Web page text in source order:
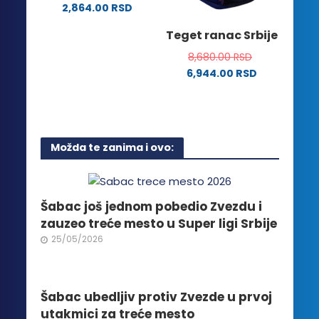
izabrane
na
proizvoda.
2,864.00 RSD
biti
izabrane
na
stranici
proizvoda.
Teget ranac Srbije
8,680.00RSD
6,944.00 RSD
Možda te zanima i ovo:
Šabac još jednom pobedio Zvezdu i
zauzeo treće mesto u Super ligi Srbije
25/05/2026
Šabac ubedljiv protiv Zvezde u prvoj
utakmici za treće mesto